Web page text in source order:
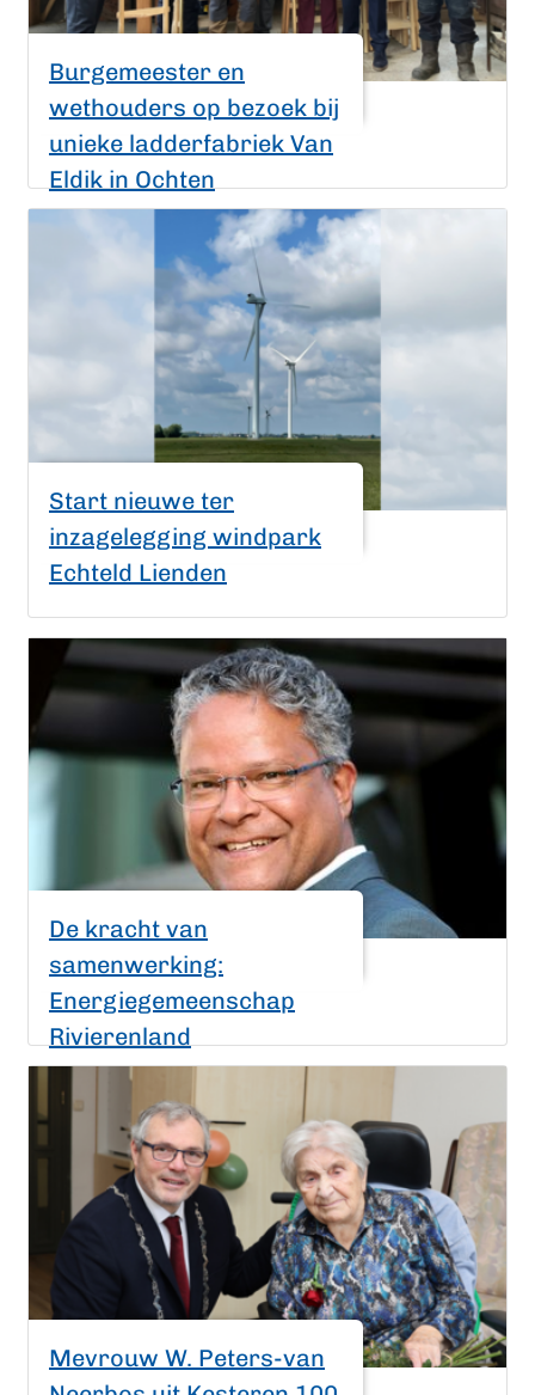
Burgemeester en
wethouders op bezoek bij
unieke ladderfabriek Van
Eldik in Ochten
Start nieuwe ter
inzagelegging windpark
Echteld Lienden
De kracht van
samenwerking:
Energiegemeenschap
Rivierenland
Mevrouw W. Peters-van